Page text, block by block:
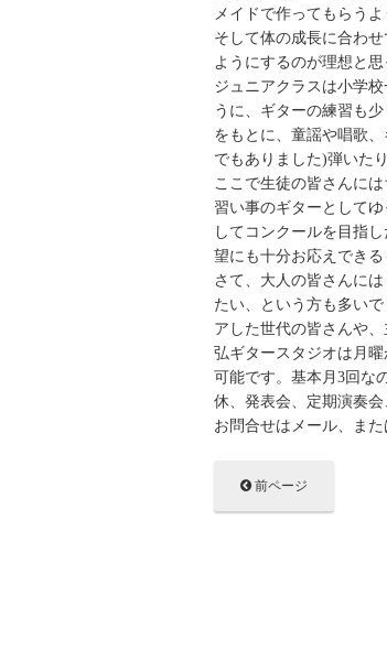
メイドで作ってもらう
そして体の成長に合わ
ようにするのが理想と思
ジュニアクラスは小学
うに、ギターの練習も
をもとに、童謡や唱歌
でもありました)弾いた
ここで生徒の皆さんに
習い事のギターとして
してコンクールを目指
望にも十分お応えできる
さて、大人の皆さんに
たい、という方も多い
アした世代の皆さんや
弘ギタースタジオは月
可能です。基本月3回な
休、発表会、定期演奏
お問合せはメール、また
前ページ